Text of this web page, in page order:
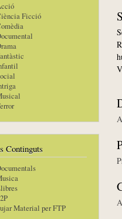
Ficció
Continguts
Material per FTP